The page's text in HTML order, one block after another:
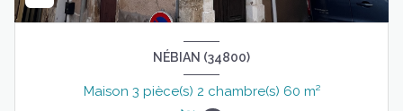
NÉBIAN (34800)
Maison 3 pièce(s) 2 chambre(s) 60 m²